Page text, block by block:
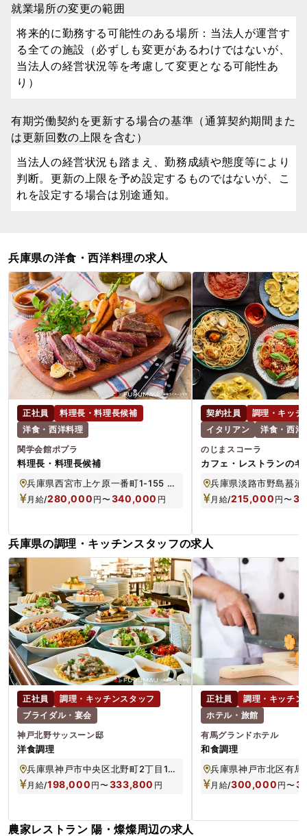
就業場所の変更の範囲
将来的に勤務する可能性のある場所：当法人が運営す
る全ての施設（必ずしも変更があるわけではないが、
当法人の経営状況等を考慮して変更となる可能性あ
り）
有期労働契約を更新する場合の基準（通算契約期間また
は更新回数の上限を含む）
当法人の経営状況も踏まえ、勤務成績や態度等により
判断。更新の上限を予め設定するものではないが、こ
れを設定する場合は別途通知。
兵庫県の洋食・西洋料理の求人
正社員
料理長・料理長候補
洋食・西洋料理
関学会館ポプラ
料理長・料理長候補
兵庫県西宮市上ケ原一番町1-155 関西学院会館1F
月給/280,000 円〜340,000 円
契約社員
調理・キッチ
イタリアン
洋食・西洋
のじまスコーラ
カフェ・レストランのキ
兵庫県淡路市野島蟇
月給/215,000 円〜
兵庫県の調理・キッチンスタッフの求人
正社員
調理・キッチンスタッフ
ブライダル・宴会
神戸北野サッスーン邸
洋食調理
兵庫県神戸市中央区北野町2丁目16−1 ※雇用契約は「株式会社目黒雅叙園」
月給/198,000 円〜333,800 円
正社員
調理・キッチン
ホテル・旅館
有馬グランドホテル
和食調理
兵庫県神戸市北区有
月給/300,000 円〜
農家レストラン 陽・燦燦周辺の求人